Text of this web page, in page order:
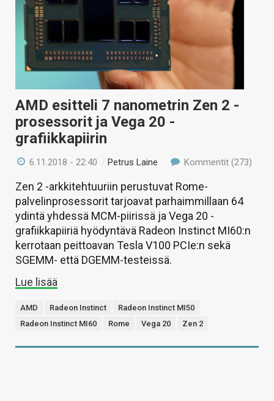
AMD esitteli 7 nanometrin Zen 2 -
prosessorit ja Vega 20 -
grafiikkapiirin
6.11.2018 - 22:40 /Petrus Laine Kommentit (273)
Zen 2 -arkkitehtuuriin perustuvat Rome-
palvelinprosessorit tarjoavat parhaimmillaan 64
ydintä yhdessä MCM-piirissä ja Vega 20 -
grafiikkapiiriä hyödyntävä Radeon Instinct MI60:n
kerrotaan peittoavan Tesla V100 PCIe:n sekä
SGEMM- että DGEMM-testeissä.
Lue lisää
AMD Radeon Instinct
Radeon Instinct MI50
Radeon Instinct MI60
Rome Vega 20 Zen 2